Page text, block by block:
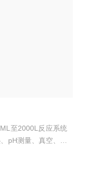
至2000L反应系统
pH测量、真空、扭